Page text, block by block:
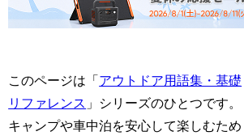
このページは「 アウトドア用語集・基礎
リファレンス 」シリーズのひとつです。
キャンプや車中泊を安心して楽しむため